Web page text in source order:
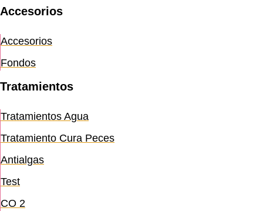
Accesorios
Accesorios
Fondos
Tratamientos
Tratamientos Agua
Tratamiento Cura Peces
Antialgas
Test
CO 2